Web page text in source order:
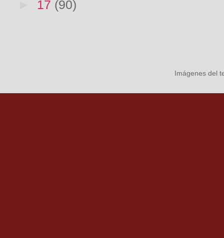
17 (90)
Imágenes del